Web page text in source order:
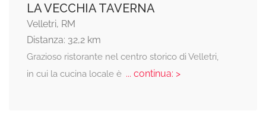
LA VECCHIA TAVERNA
Velletri, RM
Distanza: 32,2 km
Grazioso ristorante nel centro storico di Velletri,
in cui la cucina locale è... continua: >